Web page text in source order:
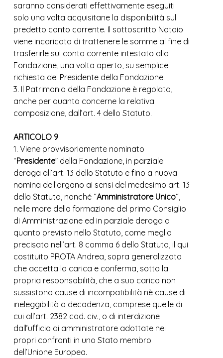
saranno considerati effettivamente eseguiti
solo una volta acquisitane la disponibilità sul
predetto conto corrente. Il sottoscritto Notaio
viene incaricato di trattenere le somme al fine di
trasferirle sul conto corrente intestato alla
Fondazione, una volta aperto, su semplice
richiesta del Presidente della Fondazione.
3. Il Patrimonio della Fondazione è regolato,
anche per quanto concerne la relativa
composizione, dall’art. 4 dello Statuto.
ARTICOLO 9
1. Viene provvisoriamente nominato
“Presidente” della Fondazione, in parziale
deroga all’art. 13 dello Statuto e fino a nuova
nomina dell’organo ai sensi del medesimo art. 13
dello Statuto, nonché “Amministratore Unico“,
nelle more della formazione del primo Consiglio
di Amministrazione ed in parziale deroga a
quanto previsto nello Statuto, come meglio
precisato nell’art. 8 comma 6 dello Statuto, il qui
costituito PROTA Andrea, sopra generalizzato
che accetta la carica e conferma, sotto la
propria responsabilità, che a suo carico non
sussistono cause di incompatibilità nè cause di
ineleggibilità o decadenza, comprese quelle di
cui all’art. 2382 cod. civ., o di interdizione
dall’ufficio di amministratore adottate nei
propri confronti in uno Stato membro
dell’Unione Europea.